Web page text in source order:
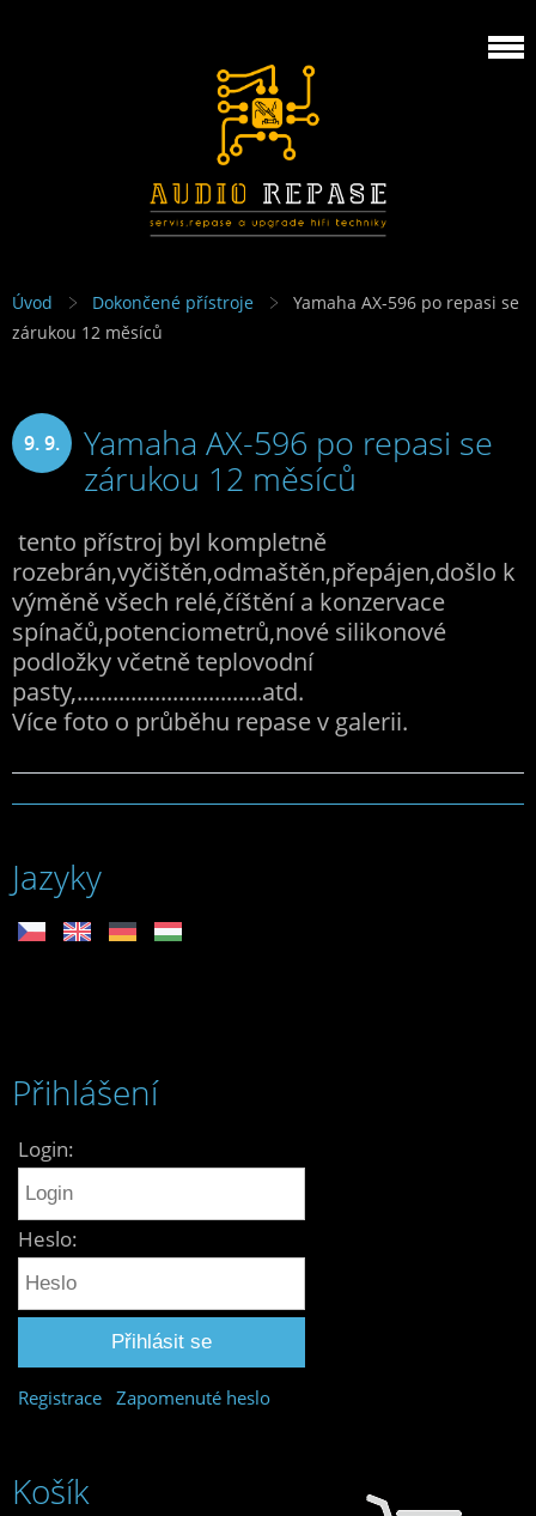
Úvod Dokončené přístroje
Yamaha AX-596 po repasi se
zárukou 12 měsíců
9. 9.
Yamaha AX-596 po repasi se
zárukou 12 měsíců
tento přístroj byl kompletně
rozebrán,vyčištěn,odmaštěn,přepájen,došlo k
výměně všech relé,číštění a konzervace
spínačů,potenciometrů,nové silikonové
podložky včetně teplovodní
pasty,...............................atd.
Více foto o průběhu repase v galerii.
Jazyky
Přihlášení
Login:
Heslo:
Registrace Zapomenuté heslo
Košík